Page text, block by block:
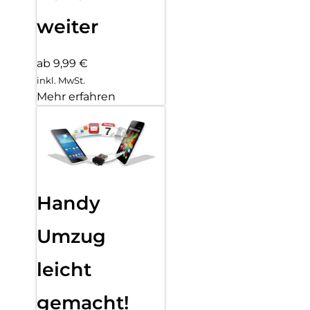
weiter
ab 9,99 €
inkl. MwSt.
Mehr erfahren
Handy
Umzug
leicht
gemacht!